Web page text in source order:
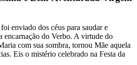
enviado dos céus para saudar e
encarnação do Verbo. A virtude do
com sua sombra, tornou Mãe aquela
Eis o mistério celebrado na Festa da